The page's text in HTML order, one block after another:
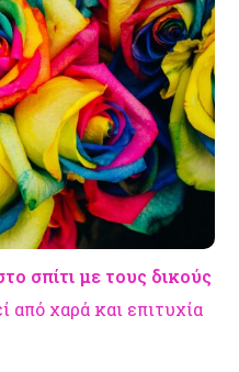
σπίτι με τους δικούς
από χαρά και επιτυχία